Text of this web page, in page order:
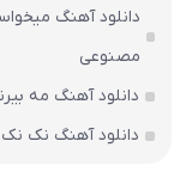
دانلود آهنگ
مصنوعی
دانلود آهنگ مه
دانلود آهنگ نک